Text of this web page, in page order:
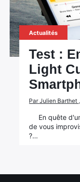
Actualités
Test :
Light
Par Julien Barthet
En quête
de vous
?…
Rechercher
: